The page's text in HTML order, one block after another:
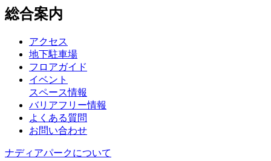
総合案内
アクセス
地下駐車場
フロアガイド
イベント
スペース情報
バリアフリー情報
よくある質問
お問い合わせ
ナディアパークについて